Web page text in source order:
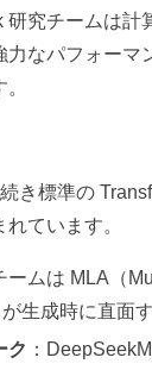
研究チームは計
力なパフォー
き標準の
ています。
ームは MLA（
生成時に直面
ク ：